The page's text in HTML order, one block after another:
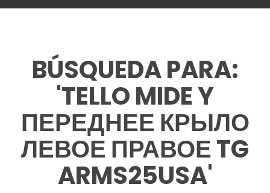
BÚSQUEDA PARA:
'TELLO MIDE Y
ПЕРЕДНЕЕ КРЫЛО
ЛЕВОЕ ПРАВОЕ TG
ARMS25USA'